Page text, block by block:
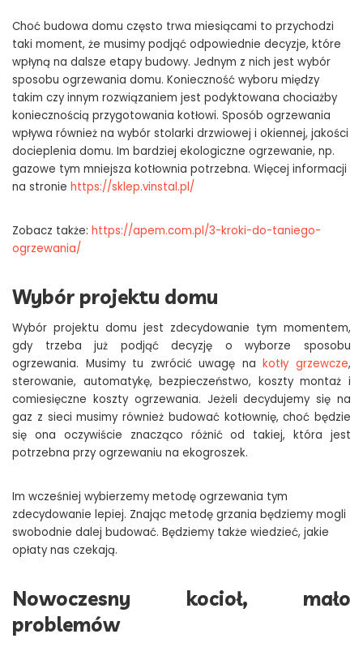
Choć budowa domu często trwa miesiącami to przychodzi
taki moment, że musimy podjąć odpowiednie decyzje, które
wpłyną na dalsze etapy budowy. Jednym z nich jest wybór
sposobu ogrzewania domu. Konieczność wyboru między
takim czy innym rozwiązaniem jest podyktowana chociażby
koniecznością przygotowania kotłowi. Sposób ogrzewania
wpływa również na wybór stolarki drzwiowej i okiennej, jakości
docieplenia domu. Im bardziej ekologiczne ogrzewanie, np.
gazowe tym mniejsza kotłownia potrzebna. Więcej informacji
na stronie https://sklep.vinstal.pl/
Zobacz także: https://apem.com.pl/3-kroki-do-taniego-
ogrzewania/
Wybór projektu domu
Wybór projektu domu jest zdecydowanie tym momentem,
gdy trzeba już podjąć decyzję o wyborze sposobu
ogrzewania. Musimy tu zwrócić uwagę nakotły grzewcze,
sterowanie, automatykę, bezpieczeństwo, koszty montaż i
comiesięczne koszty ogrzewania. Jeżeli decydujemy się na
gaz z sieci musimy również budować kotłownię, choć będzie
się ona oczywiście znacząco różnić od takiej, która jest
potrzebna przy ogrzewaniu na ekogroszek.
Im wcześniej wybierzemy metodę ogrzewania tym
zdecydowanie lepiej. Znając metodę grzania będziemy mogli
swobodnie dalej budować. Będziemy także wiedzieć, jakie
opłaty nas czekają.
Nowoczesny kocioł, mało
problemów